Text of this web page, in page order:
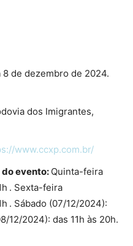
de dezembro de 2024.
dos Imigrantes,
www.ccxp.com.br/
evento: Quinta-feira
. Sexta-feira
. Sábado (07/12/2024):
12/2024): das 11h às 20h.